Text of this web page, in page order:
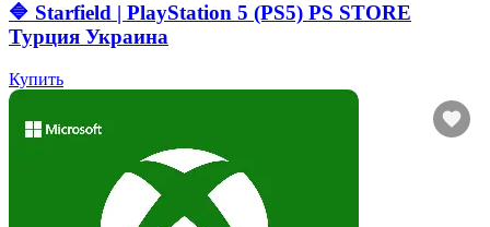
🔷 Starfield | PlayStation 5 (PS5) PS STORE
Турция Украина
Купить